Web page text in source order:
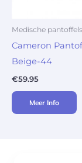
Medische pantoffels
Cameron
Beige-44
€59.95
Meer Info